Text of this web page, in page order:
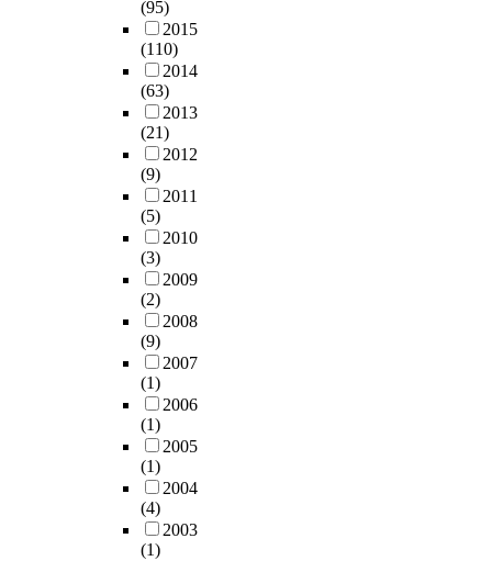
(95)
2015
(110)
2014
(63)
2013
(21)
2012
(9)
2011
(5)
2010
(3)
2009
(2)
2008
(9)
2007
(1)
2006
(1)
2005
(1)
2004
(4)
2003
(1)